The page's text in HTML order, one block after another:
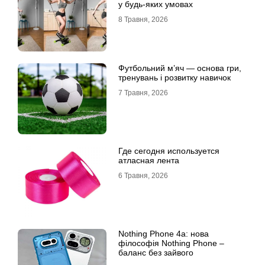
у будь-яких умовах
8 Травня, 2026
Футбольний м’яч — основа гри,
тренувань і розвитку навичок
7 Травня, 2026
Где сегодня используется
атласная лента
6 Травня, 2026
Nothing Phone 4a: нова
філософія Nothing Phone –
баланс без зайвого